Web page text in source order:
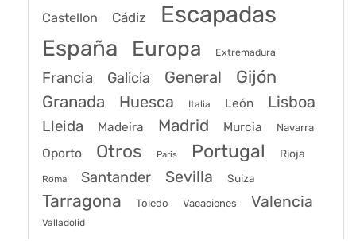
Castellon Cádiz Escapadas
España Europa Extremadura
Francia Galicia General Gijón
Granada Huesca Italia León Lisboa
Lleida Madeira Madrid Murcia Navarra
Oporto Otros Paris Portugal Rioja
Roma Santander Sevilla Suiza
Tarragona Toledo Vacaciones Valencia
Valladolid